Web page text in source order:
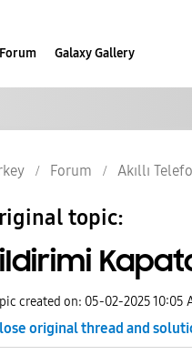
Forum Galaxy Gallery
Forum Akıllı
topic:
created on: 05-02-2025 10:05
original thread and